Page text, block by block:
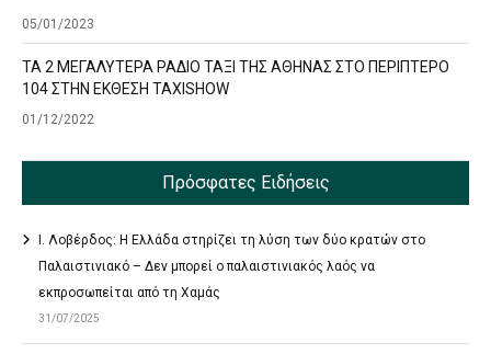
05/01/2023
ΤΑ 2 ΜΕΓΑΛΥΤΕΡΑ ΡΑΔΙΟ ΤΑΞΙ ΤΗΣ ΑΘΗΝΑΣ ΣΤΟ ΠΕΡΙΠΤΕΡΟ
104 ΣΤΗΝ ΕΚΘΕΣΗ TAXISHOW
01/12/2022
Πρόσφατες Ειδήσεις
Ι. Λοβέρδος: Η Ελλάδα στηρίζει τη λύση των δύο κρατών στο
Παλαιστινιακό – Δεν μπορεί ο παλαιστινιακός λαός να
εκπροσωπείται από τη Χαμάς
31/07/2025